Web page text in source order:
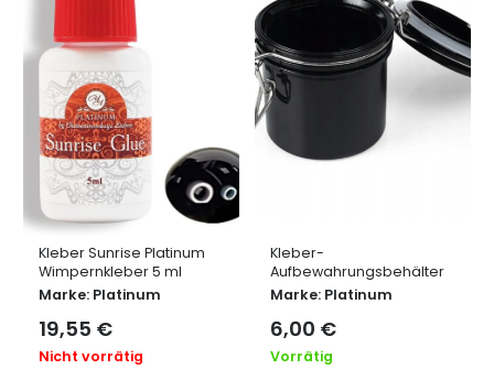
Kleber Sunrise Platinum
Wimpernkleber 5 ml
Marke: Platinum
19,55 €
Nicht vorrätig
Kleber-
Aufbewahrungsbehälter
Marke: Platinum
6,00 €
Vorrätig